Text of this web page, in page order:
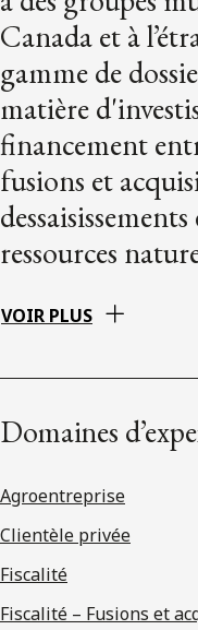
Canada et à
gamme de
matière
financement
fusions et
ressources
VOIR PLUS
Domaines
Agroentreprise
Clientèle privée
Fiscalité
Fiscalité – Fusions et